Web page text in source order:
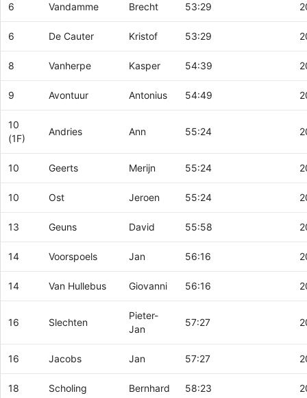
6 Vandamme Brecht 53:29
6 De Cauter Kristof 53:29
8 Vanherpe Kasper 54:39
9 Avontuur Antonius 54:49
10
(1F)
Andries Ann 55:24
10 Geerts Merijn 55:24
10 Ost Jeroen 55:24
13 Geuns David 55:58
14 Voorspoels Jan 56:16
14 Van Hullebus Giovanni 56:16
16 Slechten
Pieter-
Jan
57:27
16 Jacobs Jan 57:27
18 Scholing Bernhard 58:23